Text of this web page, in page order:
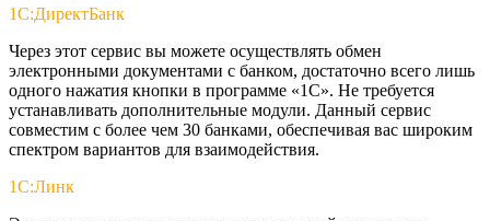
1С:ДиректБанк
Через этот сервис вы можете осуществлять обмен
электронными документами с банком, достаточно всего лишь
одного нажатия кнопки в программе «1С». Не требуется
устанавливать дополнительные модули. Данный сервис
совместим с более чем 30 банками, обеспечивая вас широким
спектром вариантов для взаимодействия.
1С:Линк